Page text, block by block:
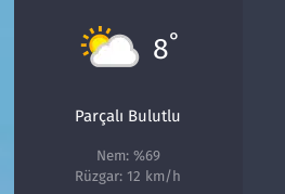
8°
Parçalı Bulutlu
Nem: %69
Rüzgar: 12 km/h